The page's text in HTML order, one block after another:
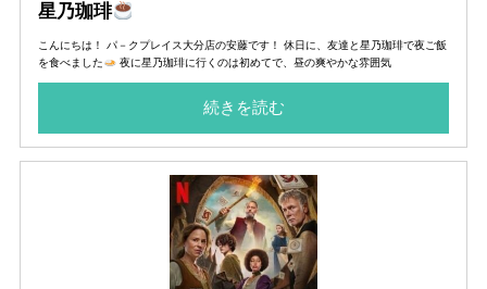
星乃珈琲
こんにちは！ パ－クプレイス大分店の安藤です！ 休日に、友達と星乃珈琲で夜ご飯
を食べました
夜に星乃珈琲に行くのは初めてで、昼の爽やかな雰囲気
続きを読む